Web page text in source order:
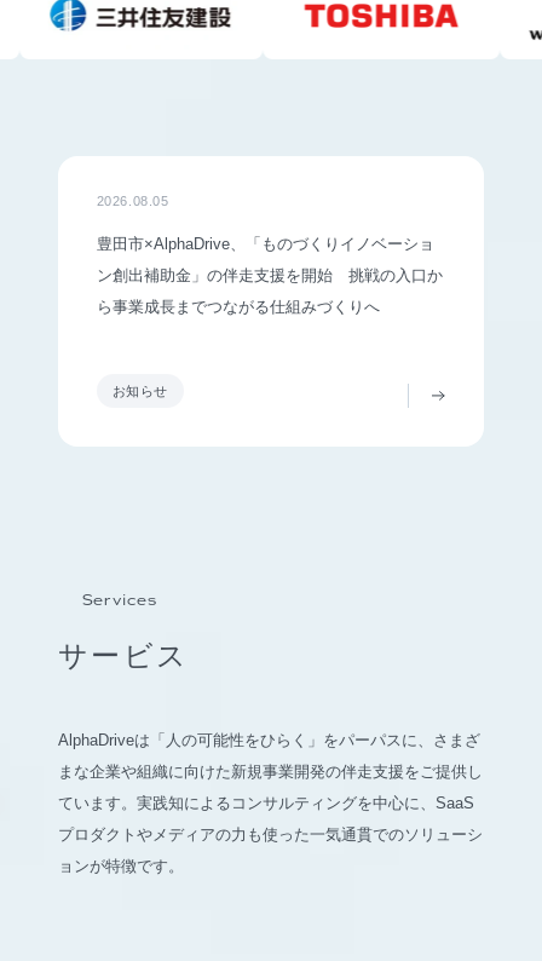
2026.08.05
お知らせ
豊田市×AlphaDrive、「ものづくりイノベーショ
ン創出補助金」の伴走支援を開始 挑戦の入口か
ら事業成長までつながる仕組みづくりへ
Services
サービス
AlphaDriveは「人の可能性をひらく」をパーパスに、さまざ
まな企業や組織に向けた新規事業開発の伴走支援をご提供し
ています。実践知によるコンサルティングを中心に、SaaS
プロダクトやメディアの力も使った一気通貫でのソリューシ
ョンが特徴です。